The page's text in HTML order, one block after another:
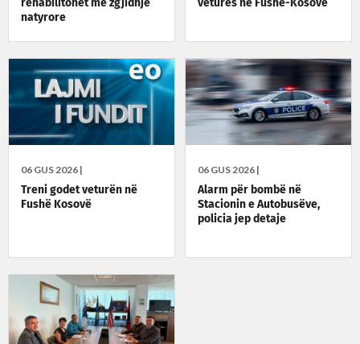
rehabilitohet me zgjidhje
natyrore
veturës në Fushë-Kosovë
06 GUS 2026 |
Treni godet veturën në
Fushë Kosovë
06 GUS 2026 |
Alarm për bombë në
Stacionin e Autobusëve,
policia jep detaje